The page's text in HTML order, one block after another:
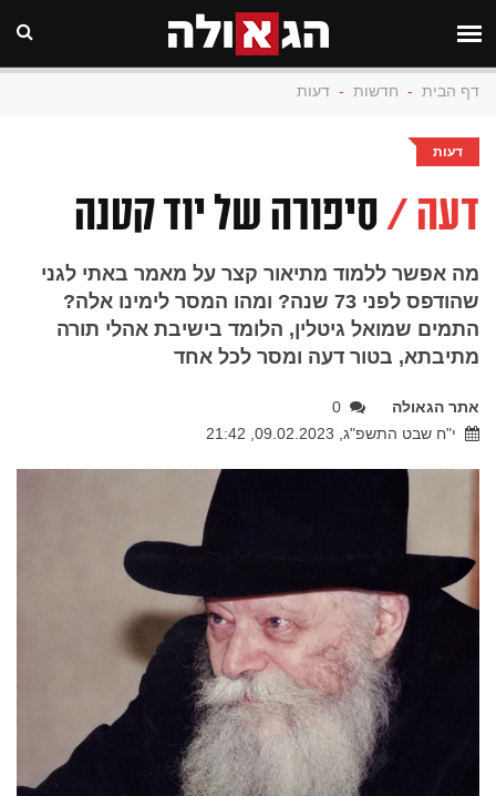
דף הבית - חדשות - דעות
דעות
דעה / סיפורה של יוד קטנה
מה אפשר ללמוד מתיאור קצר על מאמר באתי לגני
שהודפס לפני 73 שנה? ומהו המסר לימינו אלה?
התמים שמואל גיטלין, הלומד בישיבת אהלי תורה
מתיבתא, בטור דעה ומסר לכל אחד
אתר הגאולה
0
י"ח שבט התשפ"ג, 09.02.2023, 21:42